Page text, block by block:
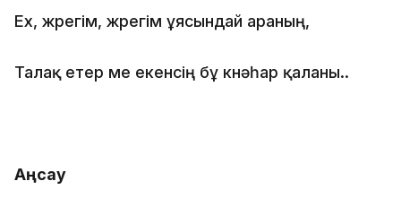
Еx, жүрегім, жүрегім ұясындай араның,
Талақ етер ме екенсің бұ күнәһар қаланы..
Аңсау